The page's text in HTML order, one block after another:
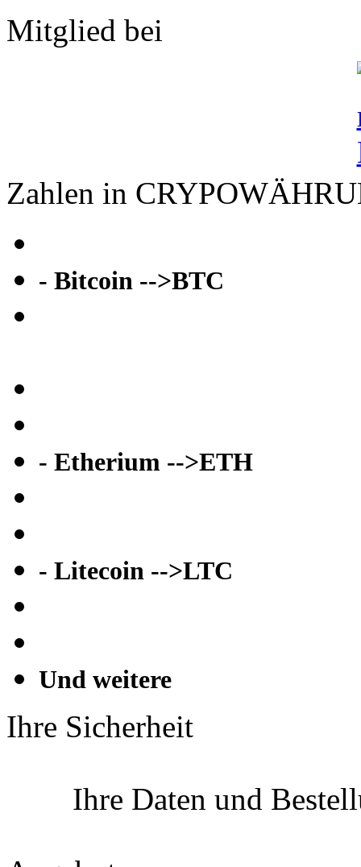
Mitglied bei
Zahlen in
- Bitcoin -->BTC
- Etherium -->ETH
- Litecoin -->LTC
Und weitere
Ihre Sicherheit
Ihre Daten und